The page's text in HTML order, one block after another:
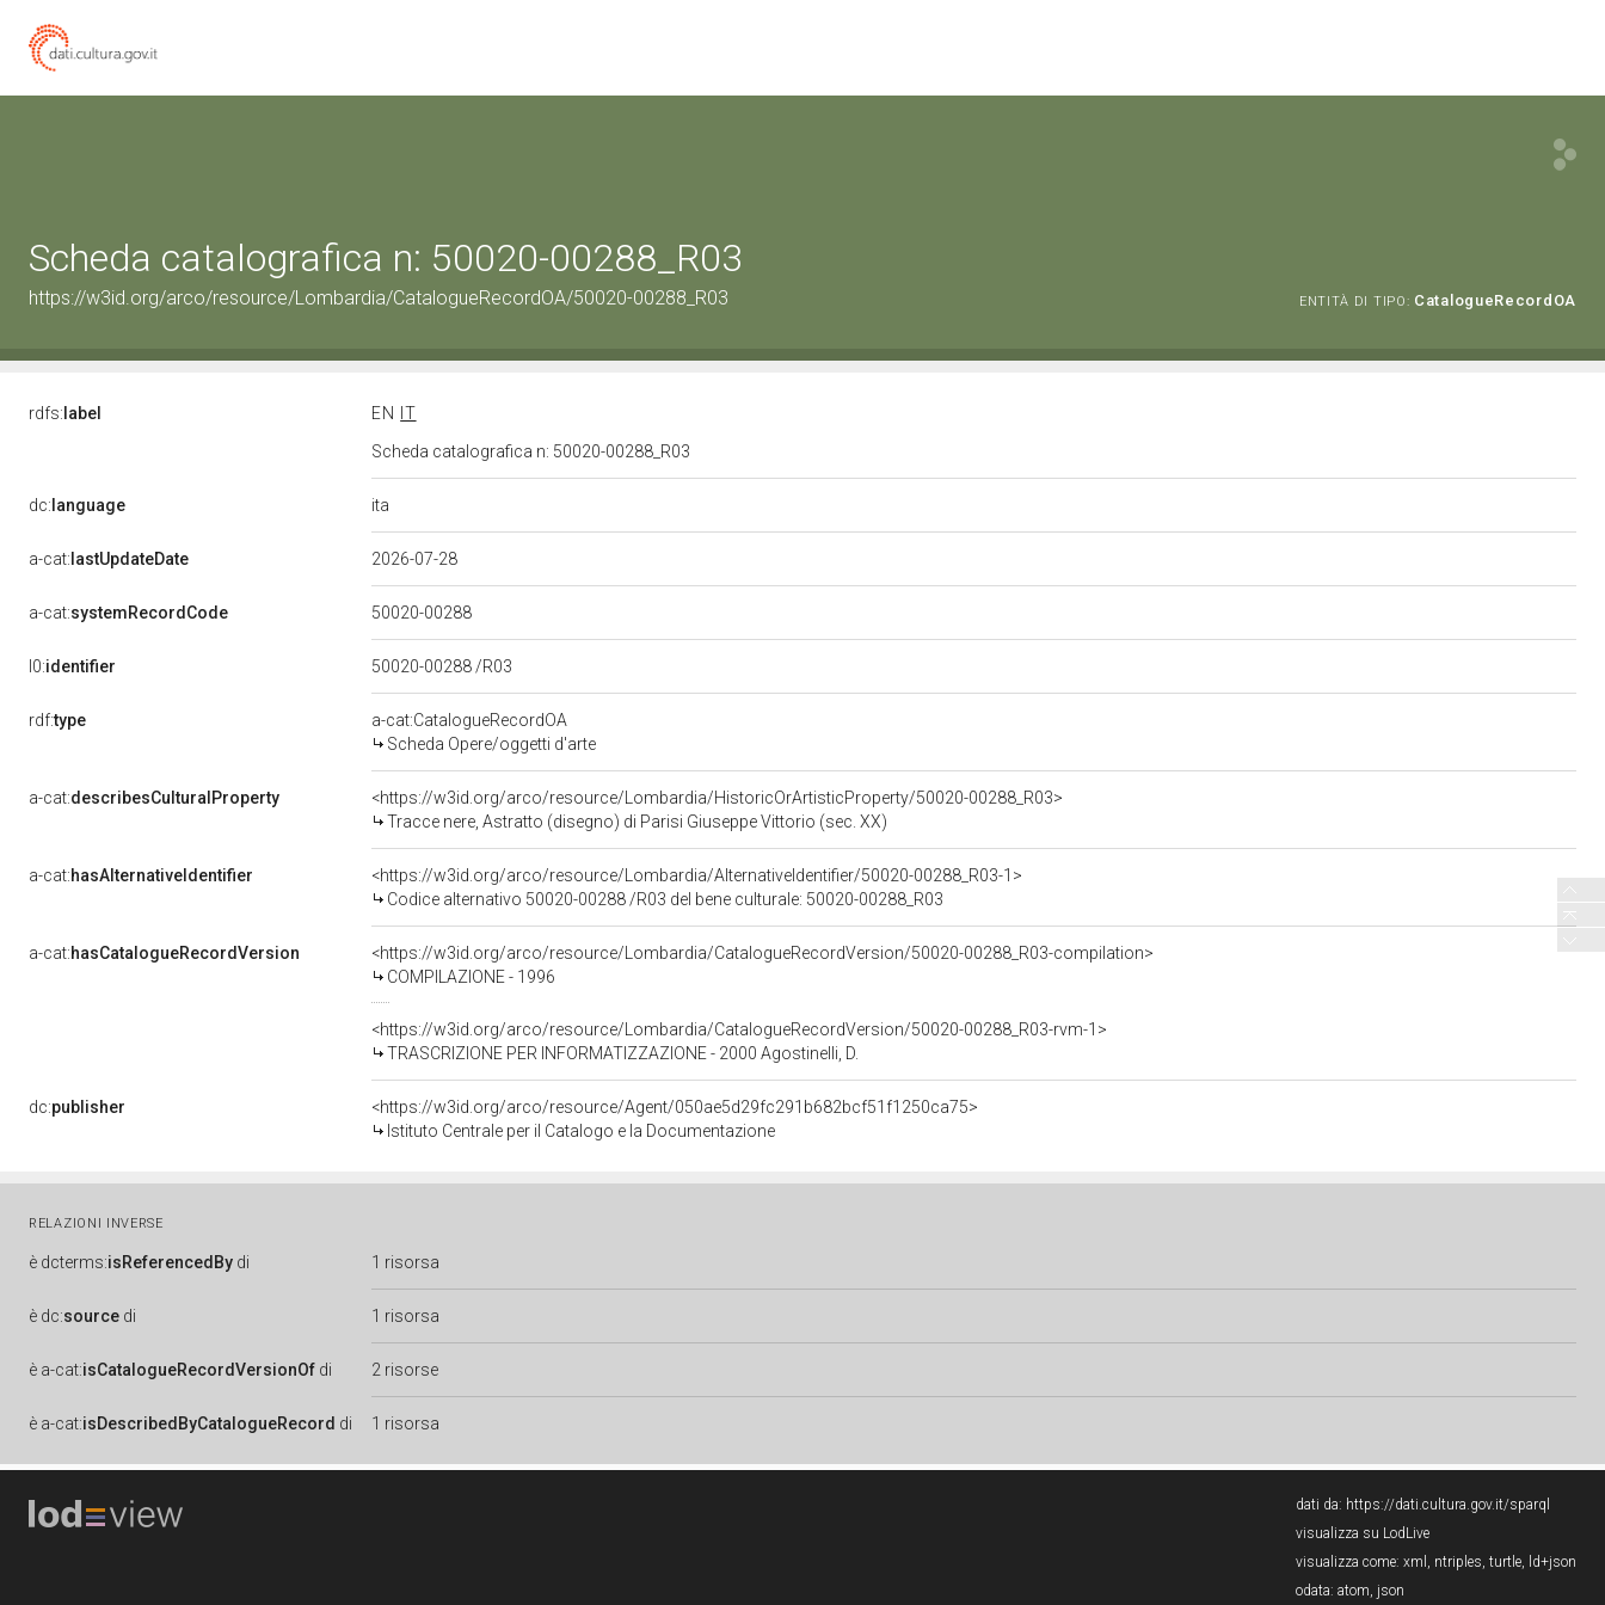
Scheda catalografica n: 50020-00288_R03
https://w3id.org/arco/resource/Lombardia/CatalogueRecordOA/50020-00288_R03 ENTITÀ DI TIPO: CatalogueRecordOA
rdfs: label EN
IT
Scheda catalografica n: 50020-00288_R03
dc: language ita
a-cat: lastUpdateDate 2026-07-28
a-cat:systemRecordCode 50020-00288
l0:identifier 50020-00288 /R03
rdf:type
a-cat:CatalogueRecordOA
Scheda Opere/oggetti d'arte
a-cat:describesCulturalProperty
<https://w3id.org/arco/resource/Lombardia/HistoricOrArtisticProperty/50020-00288_R03>
Tracce nere, Astratto (disegno) di Parisi Giuseppe Vittorio (sec. XX)
a-cat:hasAlternativeIdentifier
<https://w3id.org/arco/resource/Lombardia/AlternativeIdentifier/50020-00288_R03-1>
Codice alternativo 50020-00288 /R03 del bene culturale: 50020-00288_R03
a-cat:hasCatalogueRecordVersion
<https://w3id.org/arco/resource/Lombardia/CatalogueRecordVersion/50020-00288_R03-compilation>
COMPILAZIONE - 1996
<https://w3id.org/arco/resource/Lombardia/CatalogueRecordVersion/50020-00288_R03-rvm-1>
TRASCRIZIONE PER INFORMATIZZAZIONE - 2000 Agostinelli, D.
dc:publisher
<https://w3id.org/arco/resource/Agent/050ae5d29fc291b682bcf51f1250ca75>
Istituto Centrale per il Catalogo e la Documentazione
RELAZIONI INVERSE
è dcterms:isReferencedBy di 1 risorsa
è dc:source di 1 risorsa
è a-cat:isCatalogueRecordVersionOf di 2 risorse
è a-cat:isDescribedByCatalogueRecord di 1 risorsa
dati da: https://dati.cultura.gov.it/sparql
visualizza su LodLive
visualizza come: xml , ntriples, turtle, ld+json
odata: atom, json